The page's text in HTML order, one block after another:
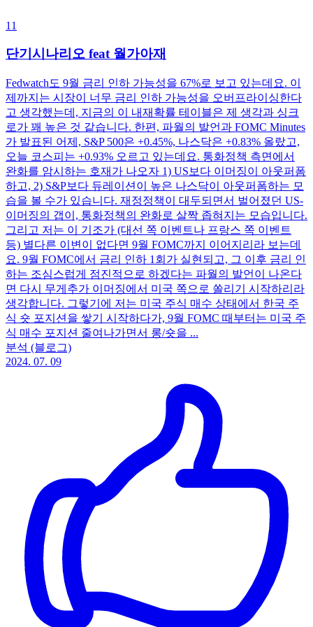
11
단기시나리오 feat 월가아재
Fedwatch도 9월 금리 인하 가능성을 67%로 보고 있는데요. 이
제까지는 시장이 너무 금리 인하 가능성을 오버프라이싱한다
고 생각했는데, 지금의 이 내재확률 테이블은 제 생각과 싱크
로가 꽤 높은 것 같습니다. 한편, 파월의 발언과 FOMC Minutes
가 발표된 어제, S&P 500은 +0.45%, 나스닥은 +0.83% 올랐고,
오늘 코스피는 +0.93% 오르고 있는데요. 통화정책 측면에서
완화를 암시하는 호재가 나오자 1) US보다 이머징이 아웃퍼폼
하고, 2) S&P보다 듀레이션이 높은 나스닥이 아웃퍼폼하는 모
습을 볼 수가 있습니다. 재정정책이 대두되면서 벌어졌던 US-
이머징의 갭이, 통화정책의 완화로 살짝 좁혀지는 모습입니다.
그리고 저는 이 기조가 (대선 쪽 이벤트나 프랑스 쪽 이벤트
등) 별다른 이변이 없다면 9월 FOMC까지 이어지리라 보는데
요. 9월 FOMC에서 금리 인하 1회가 실현되고, 그 이후 금리 인
하는 조심스럽게 점진적으로 하겠다는 파월의 발언이 나온다
면 다시 무게추가 이머징에서 미국 쪽으로 쏠리기 시작하리라
생각합니다. 그렇기에 저는 미국 주식 매수 상태에서 한국 주
식 숏 포지션을 쌓기 시작하다가, 9월 FOMC 때부터는 미국 주
식 매수 포지션 줄여나가면서 롱/숏을 ...
분석 (블로그)
2024. 07. 09